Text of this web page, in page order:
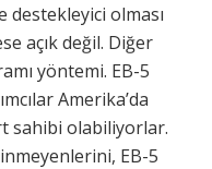
destekleyici olması
açık değil. Diğer
yöntemi. EB-5
Amerika’da
sahibi olabiliyorlar.
EB-5